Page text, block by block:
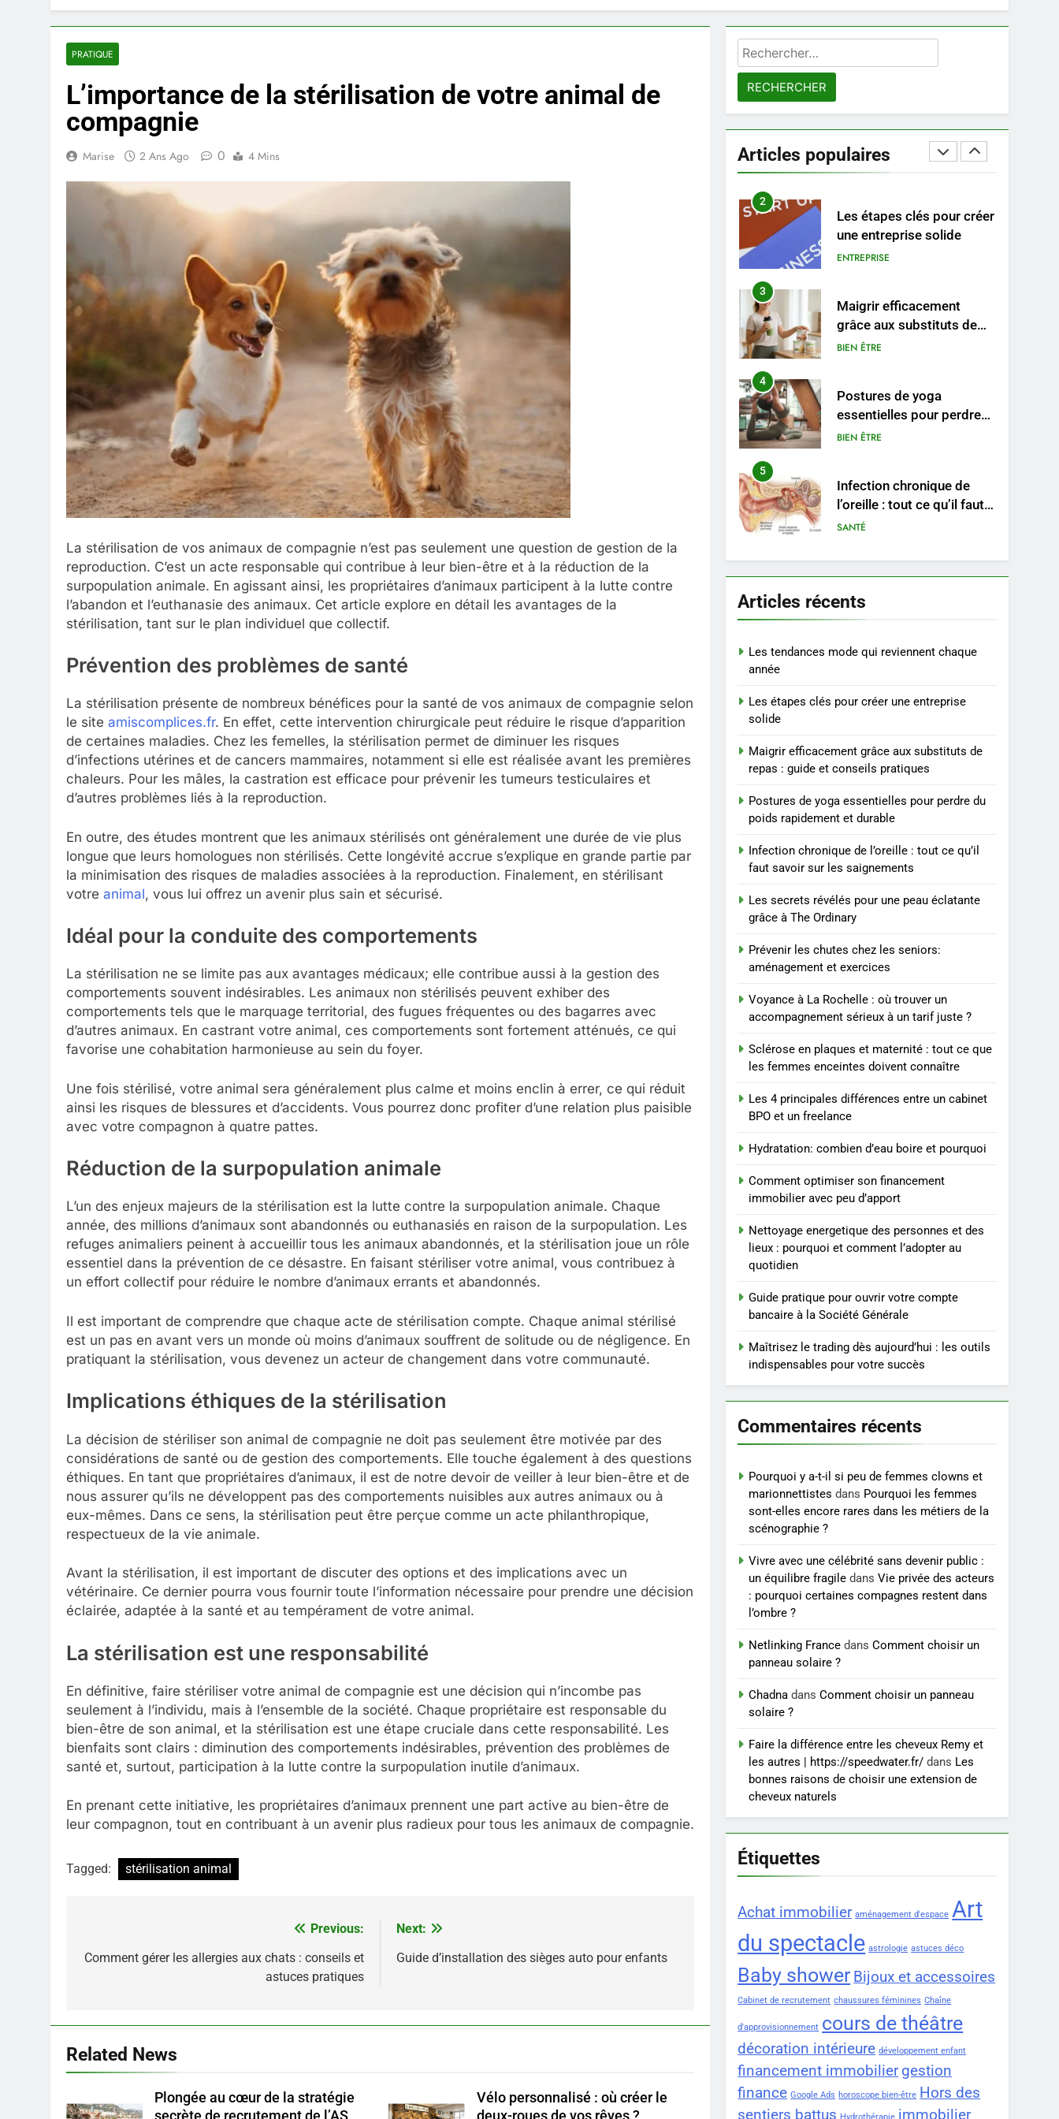
PRATIQUE
L’importance de la stérilisation de votre animal de
compagnie
Marise 2 Ans Ago 0 4 Mins
La stérilisation de vos animaux de compagnie n’est pas seulement une question de gestion de la
reproduction. C’est un acte responsable qui contribue à leur bien-être et à la réduction de la
surpopulation animale. En agissant ainsi, les propriétaires d’animaux participent à la lutte contre
l’abandon et l’euthanasie des animaux. Cet article explore en détail les avantages de la
stérilisation, tant sur le plan individuel que collectif.
Prévention des problèmes de santé
La stérilisation présente de nombreux bénéfices pour la santé de vos animaux de compagnie selon
le site amiscomplices.fr. En effet, cette intervention chirurgicale peut réduire le risque d’apparition
de certaines maladies. Chez les femelles, la stérilisation permet de diminuer les risques
d’infections utérines et de cancers mammaires, notamment si elle est réalisée avant les premières
chaleurs. Pour les mâles, la castration est efficace pour prévenir les tumeurs testiculaires et
d’autres problèmes liés à la reproduction.
En outre, des études montrent que les animaux stérilisés ont généralement une durée de vie plus
longue que leurs homologues non stérilisés. Cette longévité accrue s’explique en grande partie par
la minimisation des risques de maladies associées à la reproduction. Finalement, en stérilisant
votre animal, vous lui offrez un avenir plus sain et sécurisé.
Idéal pour la conduite des comportements
La stérilisation ne se limite pas aux avantages médicaux; elle contribue aussi à la gestion des
comportements souvent indésirables. Les animaux non stérilisés peuvent exhiber des
comportements tels que le marquage territorial, des fugues fréquentes ou des bagarres avec
d’autres animaux. En castrant votre animal, ces comportements sont fortement atténués, ce qui
favorise une cohabitation harmonieuse au sein du foyer.
Une fois stérilisé, votre animal sera généralement plus calme et moins enclin à errer, ce qui réduit
ainsi les risques de blessures et d’accidents. Vous pourrez donc profiter d’une relation plus paisible
avec votre compagnon à quatre pattes.
Réduction de la surpopulation animale
L’un des enjeux majeurs de la stérilisation est la lutte contre la surpopulation animale. Chaque
année, des millions d’animaux sont abandonnés ou euthanasiés en raison de la surpopulation. Les
refuges animaliers peinent à accueillir tous les animaux abandonnés, et la stérilisation joue un rôle
essentiel dans la prévention de ce désastre. En faisant stériliser votre animal, vous contribuez à
un effort collectif pour réduire le nombre d’animaux errants et abandonnés.
Il est important de comprendre que chaque acte de stérilisation compte. Chaque animal stérilisé
est un pas en avant vers un monde où moins d’animaux souffrent de solitude ou de négligence. En
pratiquant la stérilisation, vous devenez un acteur de changement dans votre communauté.
Implications éthiques de la stérilisation
La décision de stériliser son animal de compagnie ne doit pas seulement être motivée par des
considérations de santé ou de gestion des comportements. Elle touche également à des questions
éthiques. En tant que propriétaires d’animaux, il est de notre devoir de veiller à leur bien-être et de
nous assurer qu’ils ne développent pas des comportements nuisibles aux autres animaux ou à
eux-mêmes. Dans ce sens, la stérilisation peut être perçue comme un acte philanthropique,
respectueux de la vie animale.
Avant la stérilisation, il est important de discuter des options et des implications avec un
vétérinaire. Ce dernier pourra vous fournir toute l’information nécessaire pour prendre une décision
éclairée, adaptée à la santé et au tempérament de votre animal.
La stérilisation est une responsabilité
En définitive, faire stériliser votre animal de compagnie est une décision qui n’incombe pas
seulement à l’individu, mais à l’ensemble de la société. Chaque propriétaire est responsable du
bien-être de son animal, et la stérilisation est une étape cruciale dans cette responsabilité. Les
bienfaits sont clairs : diminution des comportements indésirables, prévention des problèmes de
santé et, surtout, participation à la lutte contre la surpopulation inutile d’animaux.
En prenant cette initiative, les propriétaires d’animaux prennent une part active au bien-être de
leur compagnon, tout en contribuant à un avenir plus radieux pour tous les animaux de compagnie.
Tagged: stérilisation animal
de
Previous:
Comment gérer les allergies aux chats : conseils et
astuces pratiques
Next:
Guide d’installation des sièges auto pour enfants
Related News
Plongée au cœur de la stratégie
secrète de recrutement de l’AS
Vélo personnalisé : où créer le
deux-roues de vos rêves ?
Rechercher :
Articles populaires
Voyance à La Rochelle : où
1
Les tendances mode qui
reviennent chaque année
2
Les étapes clés pour créer
une entreprise solide
ENTREPRISE
3
Maigrir efficacement
grâce aux substituts de
repas : guide et conseils
BIEN ÊTRE
4
Postures de yoga
essentielles pour perdre
du poids rapidement et
BIEN ÊTRE
5
Infection chronique de
l’oreille : tout ce qu’il faut
savoir sur les
SANTÉ
6
Les secrets révélés pour
une peau éclatante grâce
SANTÉ
7
et exercices
BIEN ÊTRE
Voyance à La Rochelle : où
trouver un
accompagnement sérieux
à un tarif juste ?
BIEN ÊTRE
Les tendances mode qui
reviennent chaque année
2
une entreprise solide
3
Maigrir efficacement
grâce aux substituts de
repas : guide et conseils
BIEN ÊTRE
4
Postures de yoga
du poids rapidement et
BIEN ÊTRE
Infection chronique de
l’oreille : tout ce qu’il faut
savoir sur les
SANTÉ
Les secrets révélés pour
une peau éclatante grâce
7
Prévenir les chutes chez
les seniors: aménagement
et exercices
BIEN ÊTRE
Voyance à La Rochelle : où
trouver un
accompagnement sérieux
BIEN ÊTRE
Articles récents
Les tendances mode qui reviennent chaque
année
Les étapes clés pour créer une entreprise
solide
Maigrir efficacement grâce aux substituts de
repas : guide et conseils pratiques
Postures de yoga essentielles pour perdre du
poids rapidement et durable
Infection chronique de l’oreille : tout ce qu’il
faut savoir sur les saignements
Les secrets révélés pour une peau éclatante
grâce à The Ordinary
Prévenir les chutes chez les seniors:
aménagement et exercices
Voyance à La Rochelle : où trouver un
accompagnement sérieux à un tarif juste ?
Sclérose en plaques et maternité : tout ce que
les femmes enceintes doivent connaître
Les 4 principales différences entre un cabinet
BPO et un freelance
Hydratation: combien d’eau boire et pourquoi
Comment optimiser son financement
immobilier avec peu d’apport
Nettoyage energetique des personnes et des
lieux : pourquoi et comment l’adopter au
quotidien
Guide pratique pour ouvrir votre compte
bancaire à la Société Générale
Maîtrisez le trading dès aujourd’hui : les outils
indispensables pour votre succès
Commentaires récents
Pourquoi y a-t-il si peu de femmes clowns et
marionnettistes dans Pourquoi les femmes
sont-elles encore rares dans les métiers de la
scénographie ?
Vivre avec une célébrité sans devenir public :
un équilibre fragile dansVie privée des acteurs
: pourquoi certaines compagnes restent dans
l’ombre ?
Netlinking France dansComment choisir un
panneau solaire ?
Chadna dansComment choisir un panneau
solaire ?
Faire la différence entre les cheveux Remy et
les autres | https://speedwater.fr/ dans Les
bonnes raisons de choisir une extension de
cheveux naturels
Étiquettes
Achat immobilier aménagement d'espace Art
du spectacle astrologie astuces déco
Baby shower Bijoux et accessoires
Cabinet de recrutement chaussures féminines Chaîne
d'approvisionnement cours de théâtre
décoration intérieure développement enfant
financement immobilier gestion
finance Google Ads horoscope bien-être Hors des
sentiers battus
immobilier